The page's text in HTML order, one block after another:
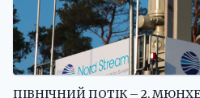
ПІВНІЧНИЙ ПОТІК – 2,